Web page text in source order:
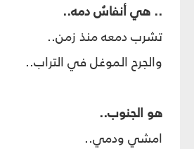
.. هي أنفاسُ دمه..
تشرب دمعه منذ زمن..
والجرح الموغل في التراب..
هو الجنوب..
امشي ودمي..